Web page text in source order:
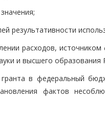
результативности
расходов,
и высшего образования
в федеральный
фактов